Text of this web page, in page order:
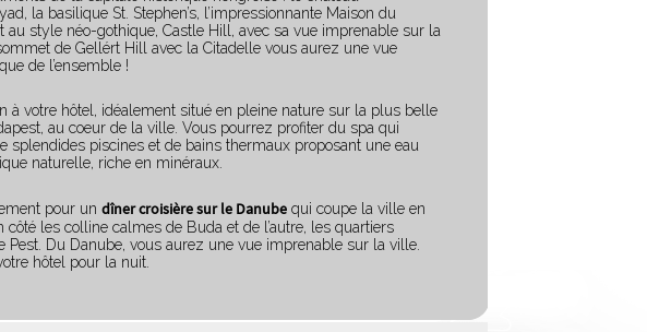
la basilique St. Stephen’s, l’impressionnante Maison du
au style néo-gothique, Castle Hill, avec sa vue imprenable sur la
de Gellért Hill avec la Citadelle vous aurez une vue
de l’ensemble !
à votre hôtel, idéalement situé en pleine nature sur la plus belle
au coeur de la ville. Vous pourrez profiter du spa qui
splendides piscines et de bains thermaux proposant une eau
naturelle, riche en minéraux.
pour un dîner croisière sur le Danube qui coupe la ville en
côté les colline calmes de Buda et de l’autre, les quartiers
Pest. Du Danube, vous aurez une vue imprenable sur la ville.
hôtel pour la nuit.